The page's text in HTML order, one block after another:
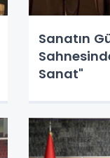
Sanatın
Sanat"